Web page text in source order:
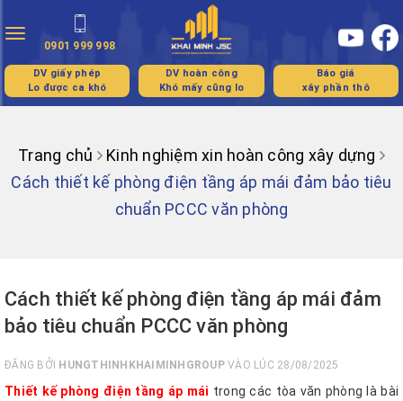
Toggle
navigation
0901 999 998
DV giấy phép
Lo được ca khó
DV hoàn công
Khó mấy cũng lo
Báo giá
xây phần thô
Trang chủ
Kinh nghiệm xin hoàn công xây dựng
Cách thiết kế phòng điện tầng áp mái đảm bảo tiêu
chuẩn PCCC văn phòng
Cách thiết kế phòng điện tầng áp mái đảm
bảo tiêu chuẩn PCCC văn phòng
ĐĂNG BỞI HUNGTHINHKHAIMINHGROUPVÀO LÚC 28/08/2025
Thiết kế phòng điện tầng áp mái trong các tòa văn phòng là bài